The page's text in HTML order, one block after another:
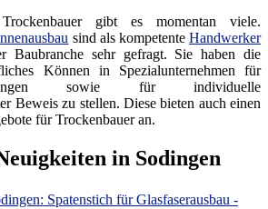
gibt es momentan viele.
sind als kompetenteHandwerker
Baubranche sehr gefragt. Sie haben die
Können in Spezialunternehmen für
sowie für individuelle
Beweis zu stellen. Diese bieten auch einen
für Trockenbauer an.
in Sodingen
Spatenstich für Glasfaserausbau -